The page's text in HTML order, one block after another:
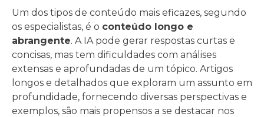
Um dos tipos de conteúdo mais eficazes, segundo
os especialistas, é o conteúdo longo e
abrangente. A IA pode gerar respostas curtas e
concisas, mas tem dificuldades com análises
extensas e aprofundadas de um tópico. Artigos
longos e detalhados que exploram um assunto em
profundidade, fornecendo diversas perspectivas e
exemplos, são mais propensos a se destacar nos